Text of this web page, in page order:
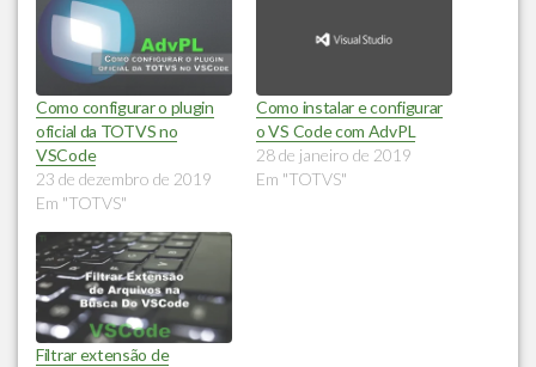
Como configurar o plugin
oficial da TOTVS no
VSCode
23 de dezembro de 2019
Em "TOTVS"
Como instalar e configurar
o VS Code com AdvPL
28 de janeiro de 2019
Em "TOTVS"
Filtrar extensão de